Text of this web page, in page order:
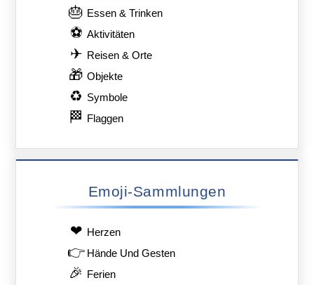
🎂 Essen & Trinken
⚽ Aktivitäten
✈ Reisen & Orte
🎁 Objekte
♻ Symbole
🏁 Flaggen
Emoji-Sammlungen
❤ Herzen
👉 Hände Und Gesten
🎉 Ferien